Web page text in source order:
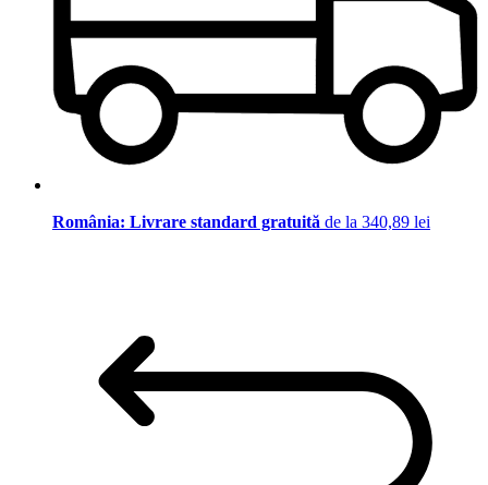
România: Livrare standard gratuită de la 340,89 lei